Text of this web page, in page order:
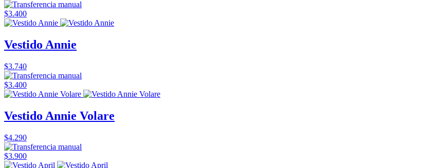
$3.400
Vestido Annie
$3.740
$3.400
Vestido Annie Volare
$4.290
$3.900